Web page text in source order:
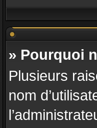
» Pourquoi
Plusieurs
nom